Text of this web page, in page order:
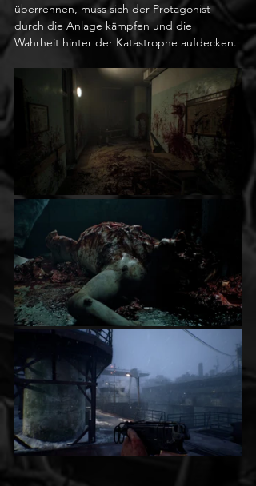
überrennen, muss sich der Protagonist
durch die Anlage kämpfen und die
Wahrheit hinter der Katastrophe aufdecken.